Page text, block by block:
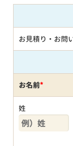
お見積り・お問
お名前*
姓